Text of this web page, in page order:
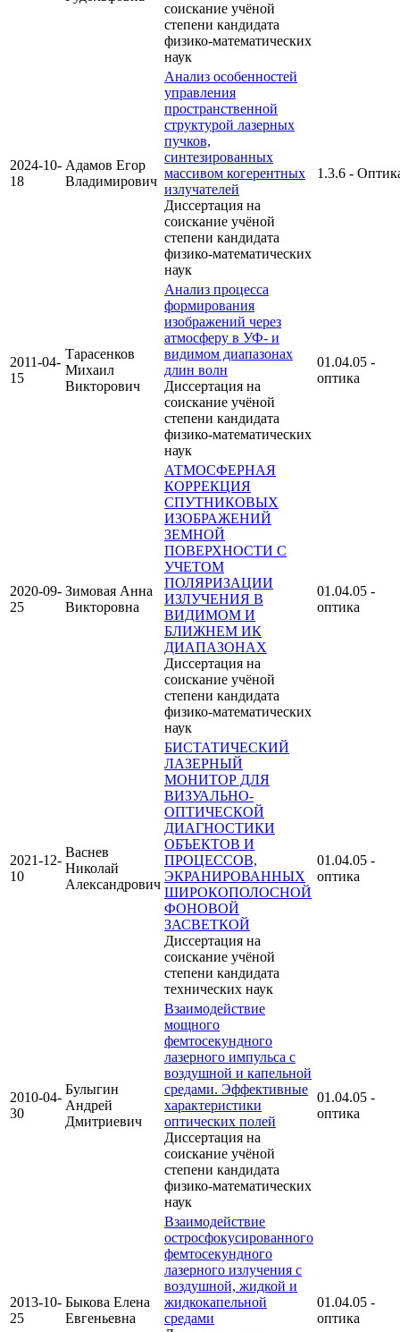
соискание учёной
степени кандидата
физико-математических
наук
2024-10-
18
Адамов Егор
Владимирович
Анализ особенностей
управления
пространственной
структурой лазерных
пучков,
синтезированных
массивом когерентных
излучателей
Диссертация на
соискание учёной
степени кандидата
физико-математических
наук
1.3.6 -
2011-04-
15
Тарасенков
Михаил
Викторович
Анализ процесса
формирования
изображений через
атмосферу в УФ- и
видимом диапазонах
длин волн
Диссертация на
соискание учёной
степени кандидата
физико-математических
наук
01.04.05 -
оптика
2020-09-
25
Зимовая Анна
Викторовна
АТМОСФЕРНАЯ
КОРРЕКЦИЯ
СПУТНИКОВЫХ
ИЗОБРАЖЕНИЙ
ЗЕМНОЙ
ПОВЕРХНОСТИ С
УЧЕТОМ
ПОЛЯРИЗАЦИИ
ИЗЛУЧЕНИЯ В
ВИДИМОМ И
БЛИЖНЕМ ИК
ДИАПАЗОНАХ
Диссертация на
соискание учёной
степени кандидата
физико-математических
наук
01.04.05 -
оптика
2021-12-
10
Васнев
Николай
Александрович
БИСТАТИЧЕСКИЙ
ЛАЗЕРНЫЙ
МОНИТОР ДЛЯ
ВИЗУАЛЬНО-
ОПТИЧЕСКОЙ
ДИАГНОСТИКИ
ОБЪЕКТОВ И
ПРОЦЕССОВ,
ЭКРАНИРОВАННЫХ
ШИРОКОПОЛОСНОЙ
ФОНОВОЙ
ЗАСВЕТКОЙ
Диссертация на
соискание учёной
степени кандидата
технических наук
01.04.05 -
оптика
2010-04-
30
Булыгин
Андрей
Дмитриевич
Взаимодействие
мощного
фемтосекундного
лазерного импульса с
воздушной и капельной
средами. Эффективные
характеристики
оптических полей
Диссертация на
соискание учёной
степени кандидата
физико-математических
наук
01.04.05 -
оптика
2013-10-
25
Быкова Елена
Евгеньевна
Взаимодействие
остросфокусированного
фемтосекундного
лазерного излучения с
воздушной, жидкой и
жидкокапельной
средами
01.04.05 -
оптика